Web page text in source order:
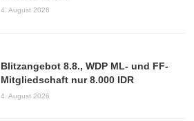
4. August 2026
Blitzangebot 8.8., WDP ML- und FF-
Mitgliedschaft nur 8.000 IDR
4. August 2026